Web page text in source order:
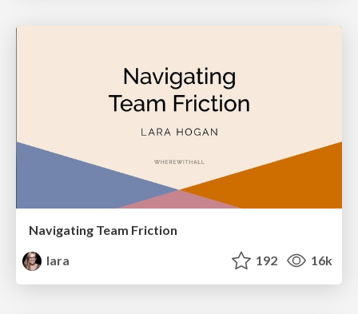
Navigating Team Friction
lara
192 16k